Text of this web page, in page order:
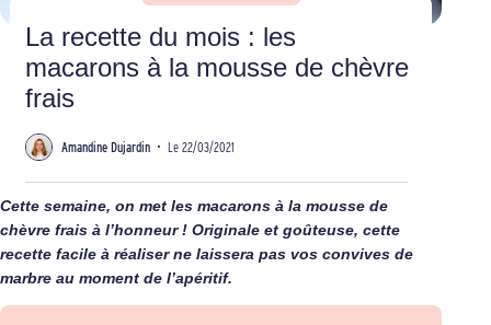
La recette du mois : les
macarons à la mousse de chèvre
frais
Amandine Dujardin • Le 22/03/2021
Cette semaine, on met les macarons à la mousse de
chèvre frais à l’honneur ! Originale et goûteuse, cette
recette facile à réaliser ne laissera pas vos convives de
marbre au moment de l’apéritif.